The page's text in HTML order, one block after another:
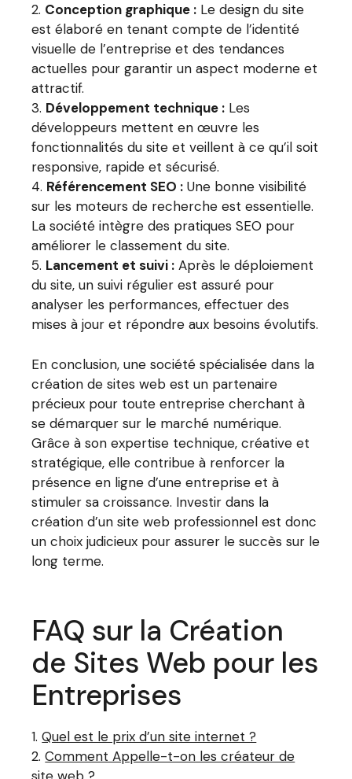
Conception graphique : Le design du site
est élaboré en tenant compte de l’identité
visuelle de l’entreprise et des tendances
actuelles pour garantir un aspect moderne et
attractif.
Développement technique : Les
développeurs mettent en œuvre les
fonctionnalités du site et veillent à ce qu’il soit
responsive, rapide et sécurisé.
Référencement SEO : Une bonne visibilité
sur les moteurs de recherche est essentielle.
La société intègre des pratiques SEO pour
améliorer le classement du site.
Lancement et suivi : Après le déploiement
du site, un suivi régulier est assuré pour
analyser les performances, effectuer des
mises à jour et répondre aux besoins évolutifs.
En conclusion, une société spécialisée dans la
création de sites web est un partenaire
précieux pour toute entreprise cherchant à
se démarquer sur le marché numérique.
Grâce à son expertise technique, créative et
stratégique, elle contribue à renforcer la
présence en ligne d’une entreprise et à
stimuler sa croissance. Investir dans la
création d’un site web professionnel est donc
un choix judicieux pour assurer le succès sur le
long terme.
FAQ sur la Création
de Sites Web pour les
Entreprises
Quel est le prix d’un site internet ?
Comment Appelle-t-on les créateur de
site web ?